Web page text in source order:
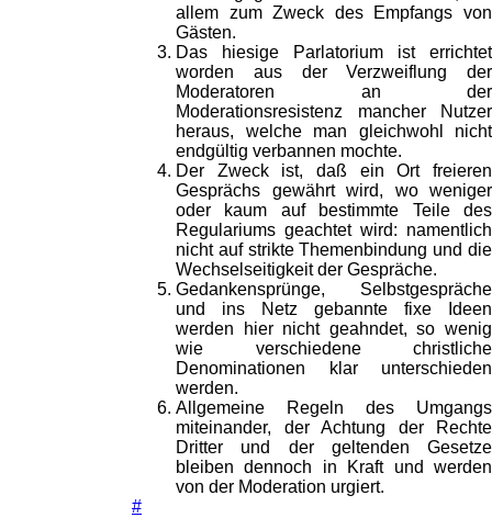
allem zum Zweck des Empfangs von
Gästen.
Das hiesige Parlatorium ist errichtet
worden aus der Verzweiflung der
Moderatoren an der
Moderationsresistenz mancher Nutzer
heraus, welche man gleichwohl nicht
endgültig verbannen mochte.
Der Zweck ist, daß ein Ort freieren
Gesprächs gewährt wird, wo weniger
oder kaum auf bestimmte Teile des
Regulariums geachtet wird: namentlich
nicht auf strikte Themenbindung und die
Wechselseitigkeit der Gespräche.
Gedankensprünge, Selbstgespräche
und ins Netz gebannte fixe Ideen
werden hier nicht geahndet, so wenig
wie verschiedene christliche
Denominationen klar unterschieden
werden.
Allgemeine Regeln des Umgangs
miteinander, der Achtung der Rechte
Dritter und der geltenden Gesetze
bleiben dennoch in Kraft und werden
von der Moderation urgiert.
#